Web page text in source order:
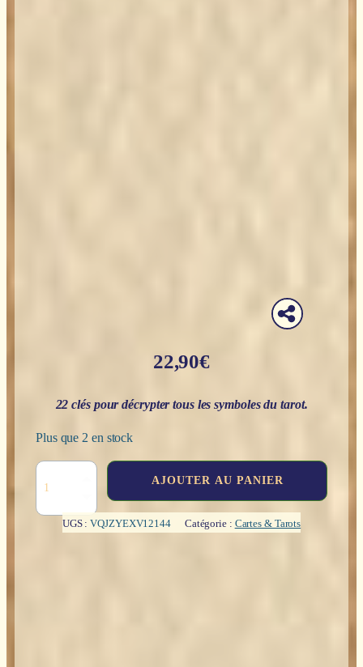
22,90€
22 clés pour décrypter tous les symboles du tarot.
Plus que 2 en stock
langage
AJOUTER AU PANIER
UGS :VQJZYEXV12144 Catégorie : Cartes & Tarots